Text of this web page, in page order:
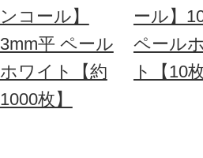
ンコール】
3mm平 ペール
ホワイト【約
1000枚】
ール】
ペール
ト【10